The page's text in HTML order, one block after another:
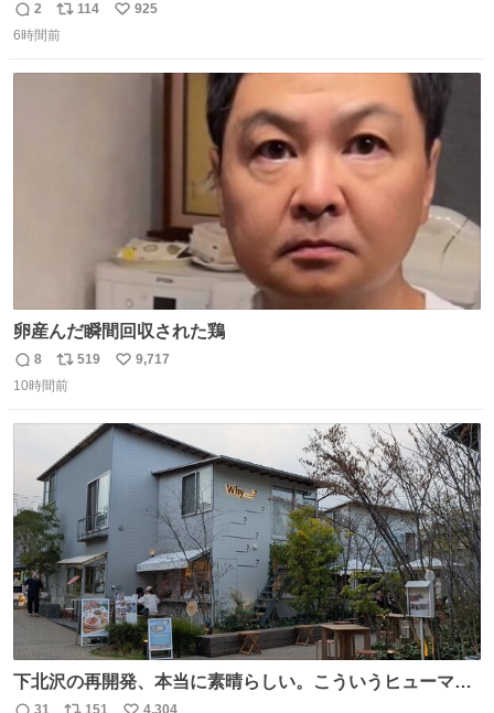
返
信
2
リ
ポ
114
い
925
6時間前
卵産んだ瞬間回収された鶏
返
信
8
リ
ポ
数
519
い
数
9,717
10時間前
下北沢の再開発、本当に素晴らしい。こういうヒューマン
スケールの開発がいいんだよ。